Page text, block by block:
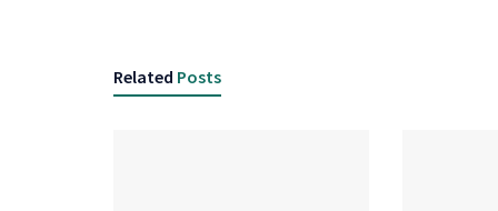
Related Posts